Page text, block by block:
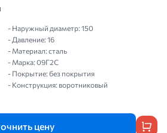
- Наружный диаметр: 150
- Давление: 16
- Материал: сталь
- Марка: 09Г2С
- Покрытие: без покрытия
- Конструкция: воротниковый
цену